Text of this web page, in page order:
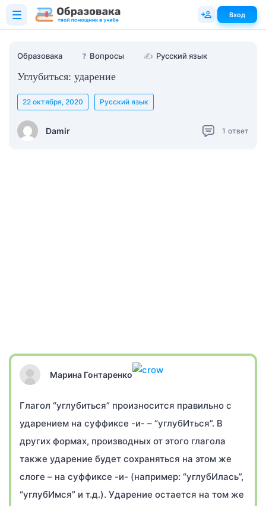
Образовака ❓ Вопросы ✍ Русский язык
Углубиться: ударение
Damir
22 октября, 2020 Русский язык
1 ответ
Марина Гонтаренко
Глагол “углубиться” произносится правильно с
ударением на суффиксе -и- – “углубИться”. В
других формах, производных от этого глагола
также ударение будет сохраняться на этом же
слоге – на суффиксе -и- (например: “углубИлась”,
“углубИмся” и т.д.). Ударение остается на том же
Вход